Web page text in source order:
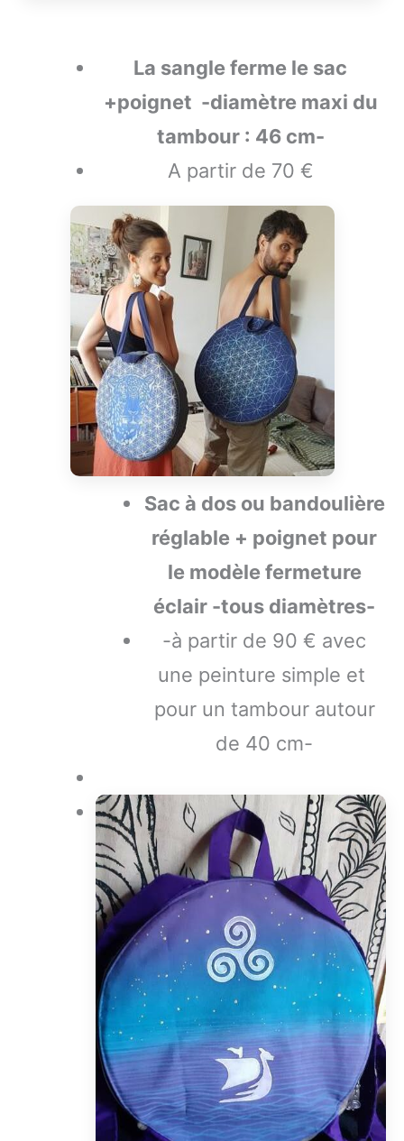
La sangle ferme le sac
+poignet -diamètre maxi du
tambour : 46 cm-
A partir de 70 €
Sac à dos ou bandoulière
réglable + poignet pour
le modèle fermeture
éclair -tous diamètres-
-à partir de 90 € avec
une peinture simple et
pour un tambour autour
de 40 cm-